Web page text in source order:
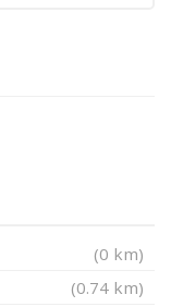
(0 km)
(0.74 km)